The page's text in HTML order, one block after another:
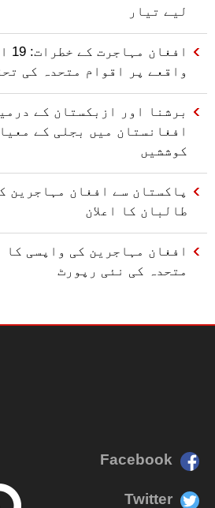
لیے تیار
واقعے پر اقوام متحدہ کی
برشنا اور ازبکستان کے
افغانستان میں بجلی کے
کوششیں
پاکستان سے افغان مہاجرین
طالبان کا اعلان
افغان مہاجرین کی واپسی کا
متحدہ کی نئی رپورٹ
Facebook
Twitter